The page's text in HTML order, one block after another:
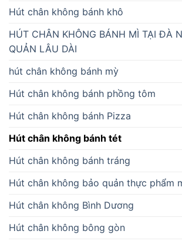
Hút chân không bánh khô
HÚT CHÂN KHÔNG BÁNH MÌ TẠI ĐÀ
QUẢN LÂU DÀI
hút chân không bánh mỳ
Hút chân không bánh phồng tôm
Hút chân không bánh Pizza
Hút chân không bánh tét
Hút chân không bánh tráng
Hút chân không bảo quản thực phẩm
Hút chân không Bình Dương
Hút chân không bông gòn